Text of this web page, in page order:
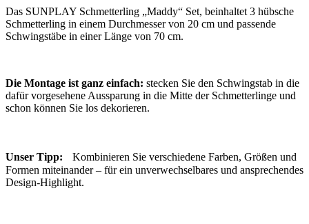
Das SUNPLAY Schmetterling „Maddy“ Set, beinhaltet 3 hübsche
Schmetterling in einem Durchmesser von 20 cm und passende
Schwingstäbe in einer Länge von 70 cm.
Die Montage ist ganz einfach: stecken Sie den Schwingstab in die
dafür vorgesehene Aussparung in die Mitte der Schmetterlinge und
schon können Sie los dekorieren.
Unser Tipp: Kombinieren Sie verschiedene Farben, Größen und
Formen miteinander – für ein unverwechselbares und ansprechendes
Design-Highlight.